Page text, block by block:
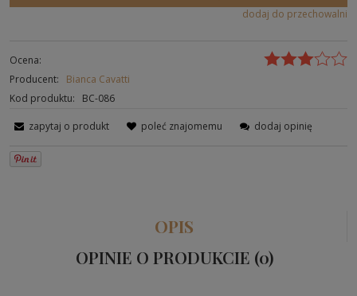
dodaj do przechowalni
Ocena:
Producent:
Bianca Cavatti
Kod produktu:
BC-086
zapytaj o produkt poleć znajomemu dodaj opinię
OPIS
OPINIE O PRODUKCIE (0)